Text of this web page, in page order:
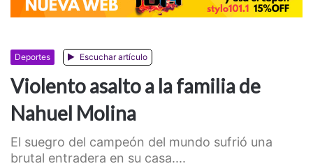
Deportes Escuchar artículo
Violento asalto a la familia de
Nahuel Molina
El suegro del campeón del mundo sufrió una
brutal entradera en su casa....